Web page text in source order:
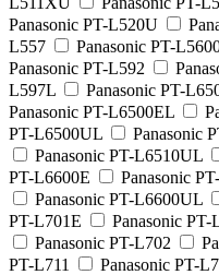
Panasonic PT-L520U
L557
Panasonic PT-
Panasonic PT-L592
L597L
Panasonic PT-
Panasonic PT-L6500EL
PT-L6500UL
Panasonic
Panasonic PT-L6510UL
PT-L6600E
Panasonic
Panasonic PT-L6600UL
PT-L701E
Panasonic PT-
Panasonic PT-L702
PT-L711
Panasonic PT-